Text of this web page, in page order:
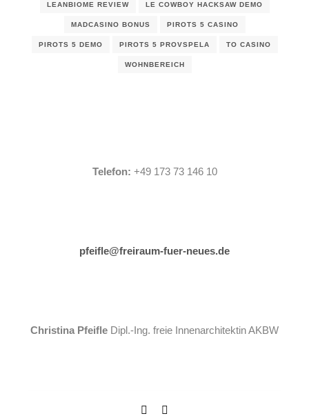
LEANBIOME REVIEW LE COWBOY HACKSAW DEMO
MADCASINO BONUS PIROTS 5 CASINO
PIROTS 5 DEMO PIROTS 5 PROVSPELA TO CASINO
WOHNBEREICH
Telefon: +49 173 73 146 10
pfeifle@freiraum-fuer-neues.de
Christina Pfeifle Dipl.-Ing. freie Innenarchitektin AKBW